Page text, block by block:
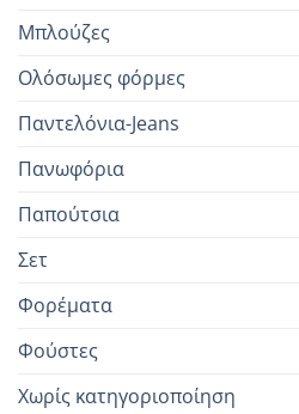
Μπλούζες
Ολόσωμες φόρμες
Παντελόνια-Jeans
Πανωφόρια
Παπούτσια
Σετ
Φορέματα
Φούστες
Χωρίς κατηγοριοποίηση